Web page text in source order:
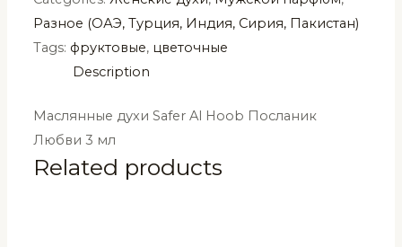
Разное (ОАЭ, Турция, Индия, Сирия, Пакистан)
Tags: фруктовые, цветочные
Description
Маслянные духи Safer Al Hoob Посланик
Любви 3 мл
Related products